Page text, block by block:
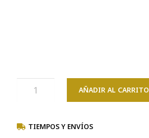
AÑADIR AL CARRITO
TIEMPOS Y ENVÍOS